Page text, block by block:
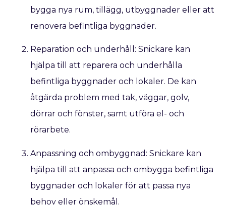
bygga nya rum, tillägg, utbyggnader eller att
renovera befintliga byggnader.
Reparation och underhåll: Snickare kan
hjälpa till att reparera och underhålla
befintliga byggnader och lokaler. De kan
åtgärda problem med tak, väggar, golv,
dörrar och fönster, samt utföra el- och
rörarbete.
Anpassning och ombyggnad: Snickare kan
hjälpa till att anpassa och ombygga befintliga
byggnader och lokaler för att passa nya
behov eller önskemål.